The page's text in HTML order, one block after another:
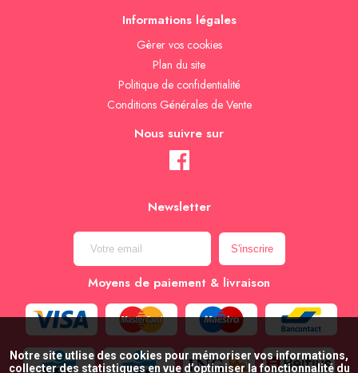
Informations légales
Gèrer vos cookies
Plan du site
Politique de confidentialité
Conditions Générales de Vente
Nous suivre sur
Newsletter
Moyens de paiement & livraison
Notre site utlise des cookies pour mémoriser vos informations,
collecter des statistiques en vue d’optimiser la fonctionnalité du